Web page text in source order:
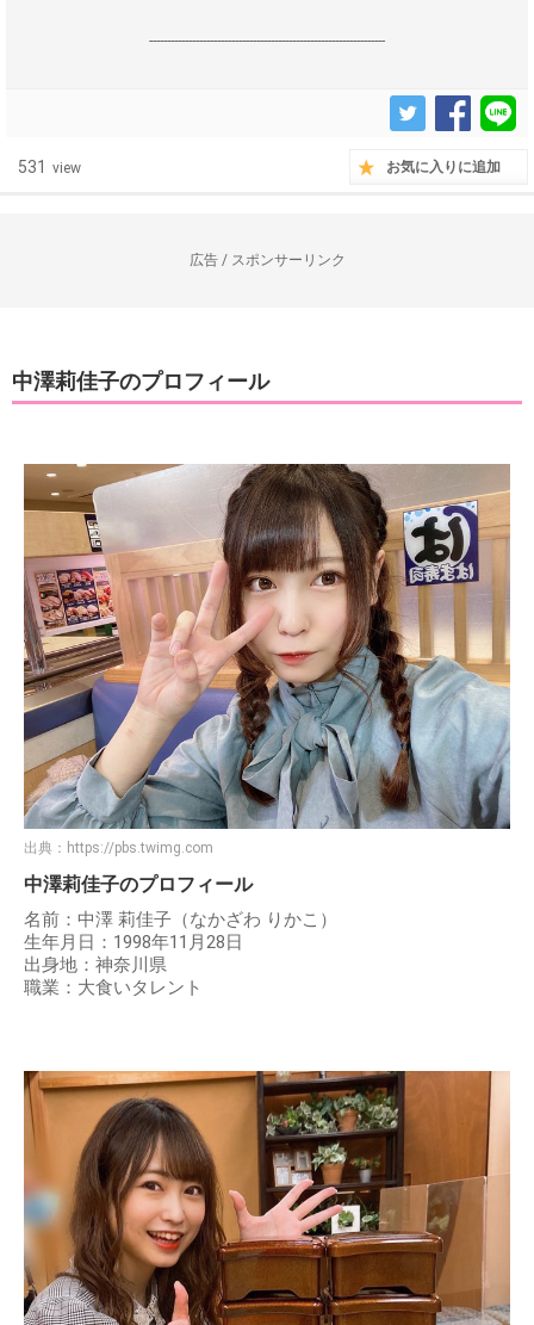
------------------------------------------------------------------
531 view お気に入りに追加
広告 / スポンサーリンク
中澤莉佳子のプロフィール
出典： https://pbs.twimg.com
中澤莉佳子のプロフィール
名前：中澤 莉佳子（なかざわ りかこ）
生年月日：1998年11月28日
出身地：神奈川県
職業：大食いタレント